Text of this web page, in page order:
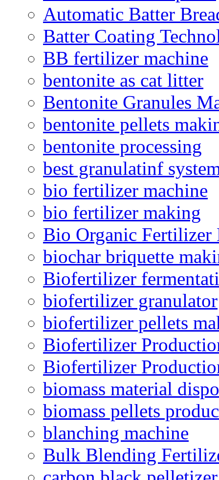
Automatic Batter
Batter Coating
BB fertilizer machine
bentonite as cat litter
Bentonite Granules
bentonite pellets
bentonite processing
best granulatinf
bio fertilizer machine
bio fertilizer making
Bio Organic Fertilizer
biochar briquette
Biofertilizer
biofertilizer granulator
biofertilizer pellets
Biofertilizer
Biofertilizer
biomass material
biomass pellets
blanching machine
Bulk Blending